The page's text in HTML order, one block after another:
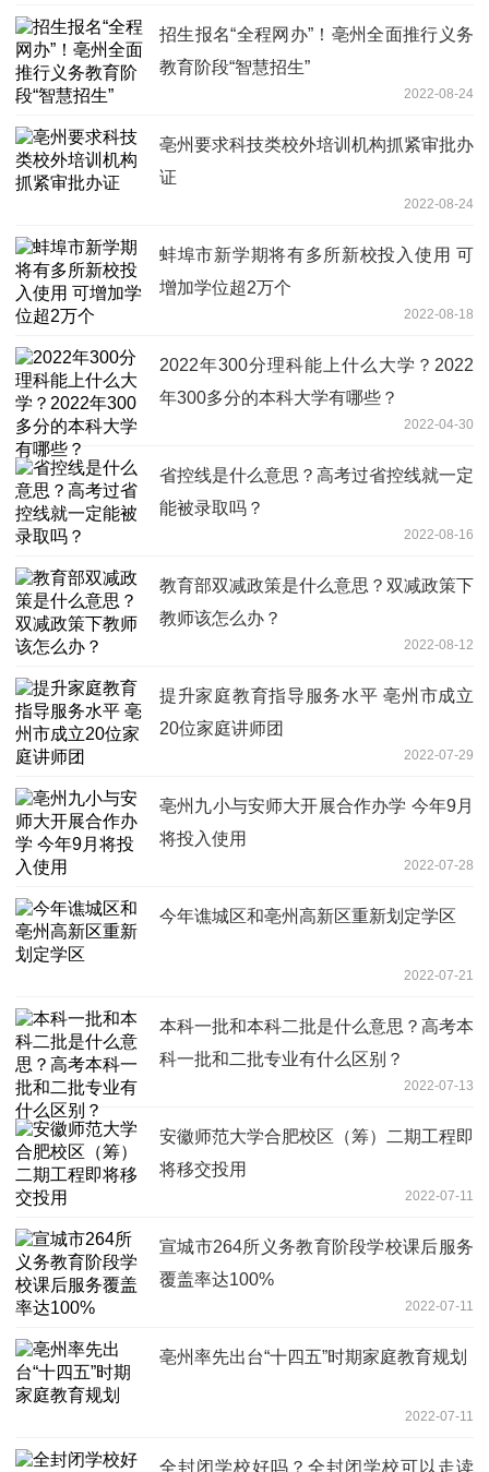
招生报名“全程网办”！亳州全面推行义务
教育阶段“智慧招生”
2022-08-24
亳州要求科技类校外培训机构抓紧审批办
证
2022-08-24
蚌埠市新学期将有多所新校投入使用 可
增加学位超2万个
2022-08-18
2022年300分理科能上什么大学？2022
年300多分的本科大学有哪些？
2022-04-30
省控线是什么意思？高考过省控线就一定
能被录取吗？
2022-08-16
教育部双减政策是什么意思？双减政策下
教师该怎么办？
2022-08-12
提升家庭教育指导服务水平 亳州市成立
20位家庭讲师团
2022-07-29
亳州九小与安师大开展合作办学 今年9月
将投入使用
2022-07-28
今年谯城区和亳州高新区重新划定学区
2022-07-21
本科一批和本科二批是什么意思？高考本
科一批和二批专业有什么区别？
2022-07-13
安徽师范大学合肥校区（筹）二期工程即
将移交投用
2022-07-11
宣城市264所义务教育阶段学校课后服务
覆盖率达100%
2022-07-11
亳州率先出台“十四五”时期家庭教育规划
2022-07-11
全封闭学校好吗？全封闭学校可以走读